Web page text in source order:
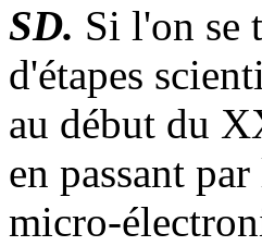
SD. Si l'on se
d'étapes
au début du
en passant
micro-